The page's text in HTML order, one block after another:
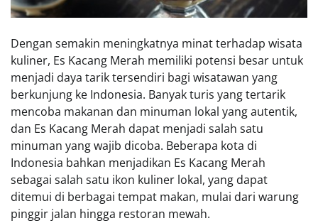
Dengan semakin meningkatnya minat terhadap wisata
kuliner, Es Kacang Merah memiliki potensi besar untuk
menjadi daya tarik tersendiri bagi wisatawan yang
berkunjung ke Indonesia. Banyak turis yang tertarik
mencoba makanan dan minuman lokal yang autentik,
dan Es Kacang Merah dapat menjadi salah satu
minuman yang wajib dicoba. Beberapa kota di
Indonesia bahkan menjadikan Es Kacang Merah
sebagai salah satu ikon kuliner lokal, yang dapat
ditemui di berbagai tempat makan, mulai dari warung
pinggir jalan hingga restoran mewah.